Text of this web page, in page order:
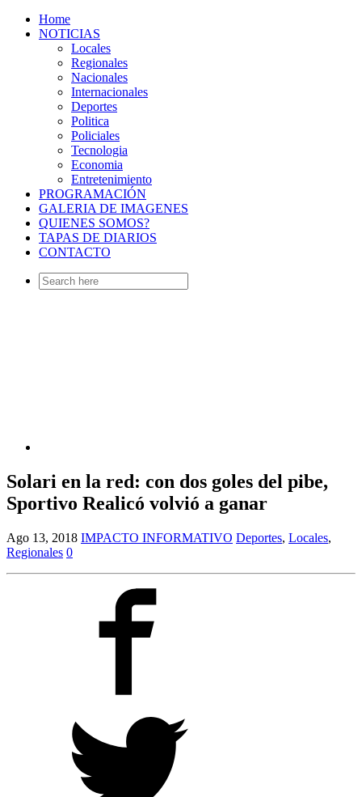
Home
NOTICIAS
Locales
Regionales
Nacionales
Internacionales
Deportes
Politica
Policiales
Tecnologia
Economia
Entretenimiento
PROGRAMACIÓN
GALERIA DE IMAGENES
QUIENES SOMOS?
TAPAS DE DIARIOS
CONTACTO
Search
for:
Solari en la red: con dos goles del pibe,
Sportivo Realicó volvió a ganar
Ago 13, 2018 IMPACTO INFORMATIVO Deportes, Locales,
Regionales 0